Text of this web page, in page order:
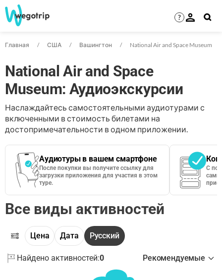
?
Главная США Вашингтон National Air and Space Museum
National Air and Space
Museum: Аудиоэкскурсии
Наслаждайтесь самостоятельными аудиотурами с
включенными в стоимость билетами на
достопримечательности в одном приложении.
Аудиотуры в вашем смартфоне
После покупки вы получите ссылку для
загрузки приложения для участия в этом
туре.
С
сами
Все виды активностей
Цена Дата Русский
Найдено активностей:0 Рекомендуемые